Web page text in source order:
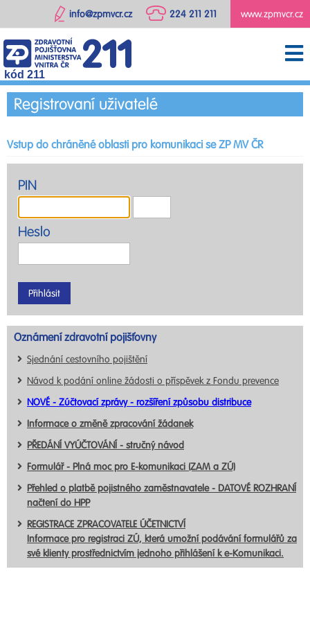
www.zpmvcr.cz
224 211 211
info@zpmvcr.cz
kód 211
Registrovaní uživatelé
Vstup do chráněné oblasti pro komunikaci se ZP MV ČR
PIN
Heslo
Oznámení zdravotní pojišťovny
Sjednání cestovního pojištění
Návod k podání online žádosti o příspěvek z Fondu prevence
NOVÉ - Zúčtovací zprávy - rozšíření způsobu distribuce
Informace o změně zpracování žádanek
PŘEDÁNÍ VYÚČTOVÁNÍ - stručný návod
Formulář - Plná moc pro E-komunikaci (ZAM a ZÚ)
Přehled o platbě pojistného zaměstnavatele - DATOVÉ ROZHRANÍ
načtení do HPP
REGISTRACE ZPRACOVATELE ÚČETNICTVÍ
Informace pro registraci ZÚ, která umožní podávání formulářů za
své klienty prostřednictvím jednoho přihlášení k e-Komunikaci.